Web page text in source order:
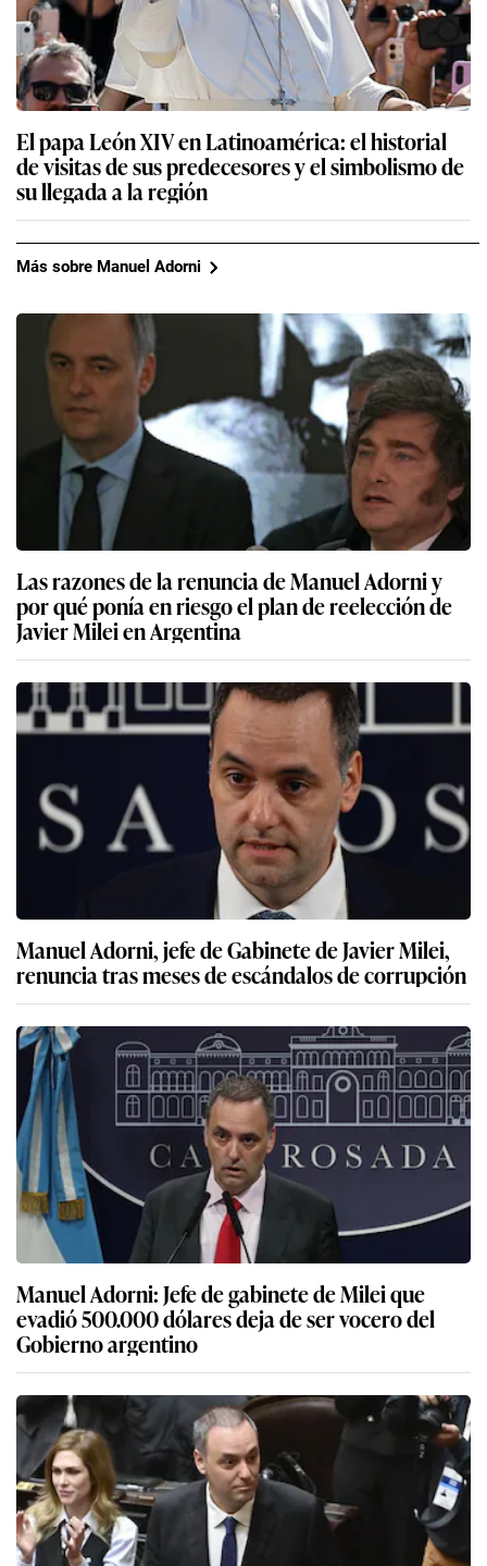
El papa León XIV en Latinoamérica: el historial
de visitas de sus predecesores y el simbolismo de
su llegada a la región
Más sobre Manuel Adorni
Las razones de la renuncia de Manuel Adorni y
por qué ponía en riesgo el plan de reelección de
Javier Milei en Argentina
Manuel Adorni, jefe de Gabinete de Javier Milei,
renuncia tras meses de escándalos de corrupción
Manuel Adorni: Jefe de gabinete de Milei que
evadió 500.000 dólares deja de ser vocero del
Gobierno argentino